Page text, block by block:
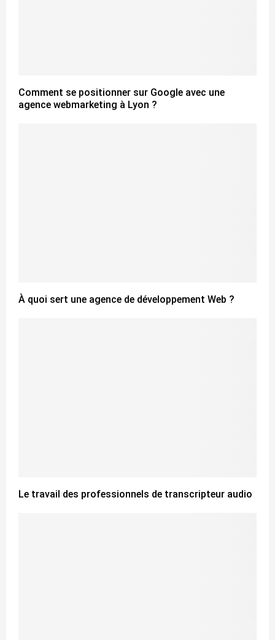
Comment se positionner sur Google avec une
agence webmarketing à Lyon ?
À quoi sert une agence de développement Web ?
Le travail des professionnels de transcripteur audio